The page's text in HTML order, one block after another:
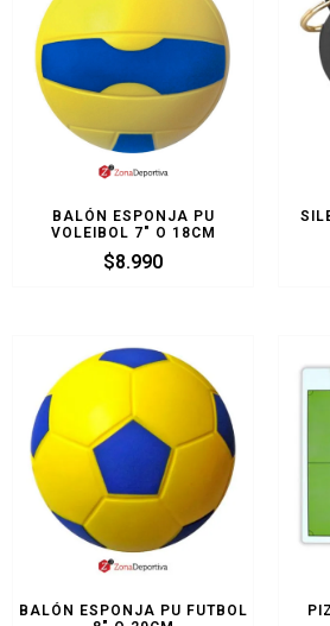
BALÓN ESPONJA PU
VOLEIBOL 7″ O 18CM
$8.990
BALÓN ESPONJA PU FUTBOL